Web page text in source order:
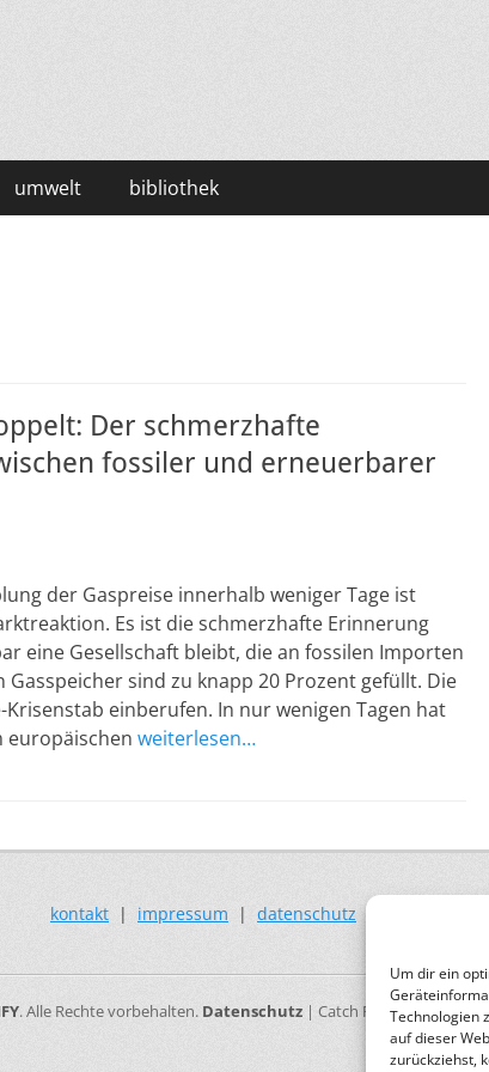
Um dir ein
Technologien
auf dieser
zurückziehst,
umwelt bibliothek
Der schmerzhafte
fossiler und erneuerbarer
der Gaspreise innerhalb weniger Tage ist
Es ist die schmerzhafte Erinnerung
eine Gesellschaft bleibt, die an fossilen Importen
Gasspeicher sind zu knapp 20 Prozent gefüllt. Die
Krisenstab einberufen. In nur wenigen Tagen hat
europäischen weiterlesen…
kontakt | impressum | datenschutz
. Alle Rechte vorbehalten. Datenschutz| Catch Responsive von